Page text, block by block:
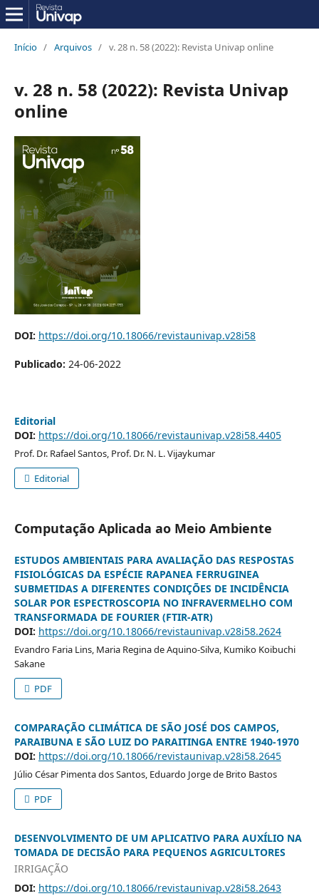
Início / Arquivos / v. 28 n. 58 (2022): Revista Univap online
v. 28 n. 58 (2022): Revista Univap
online
DOI: https://doi.org/10.18066/revistaunivap.v28i58
Publicado: 24-06-2022
Editorial
DOI: https://doi.org/10.18066/revistaunivap.v28i58.4405
Prof. Dr. Rafael Santos, Prof. Dr. N. L. Vijaykumar
Editorial
Computação Aplicada ao Meio Ambiente
ESTUDOS AMBIENTAIS PARA AVALIAÇÃO DAS RESPOSTAS
FISIOLÓGICAS DA ESPÉCIE RAPANEA FERRUGINEA
SUBMETIDAS A DIFERENTES CONDIÇÕES DE INCIDÊNCIA
SOLAR POR ESPECTROSCOPIA NO INFRAVERMELHO COM
TRANSFORMADA DE FOURIER (FTIR-ATR)
DOI: https://doi.org/10.18066/revistaunivap.v28i58.2624
Evandro Faria Lins, Maria Regina de Aquino-Silva, Kumiko Koibuchi
Sakane
PDF
COMPARAÇÃO CLIMÁTICA DE SÃO JOSÉ DOS CAMPOS,
PARAIBUNA E SÃO LUIZ DO PARAITINGA ENTRE 1940-1970
DOI: https://doi.org/10.18066/revistaunivap.v28i58.2645
Júlio César Pimenta dos Santos, Eduardo Jorge de Brito Bastos
PDF
DESENVOLVIMENTO DE UM APLICATIVO PARA AUXÍLIO NA
TOMADA DE DECISÃO PARA PEQUENOS AGRICULTORES
IRRIGAÇÃO
DOI: https://doi.org/10.18066/revistaunivap.v28i58.2643